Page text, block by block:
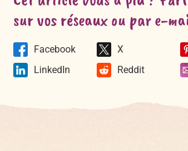
sur vos réseaux ou par e-
Facebook X
LinkedIn
Reddit